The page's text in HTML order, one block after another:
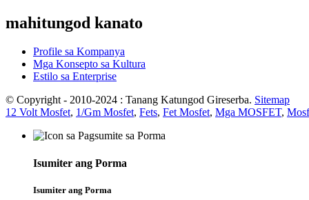
mahitungod kanato
Profile sa Kompanya
Mga Konsepto sa Kultura
Estilo sa Enterprise
© Copyright - 2010-2024 : Tanang Katungod Gireserba. Sitemap
12 Volt Mosfet, 1/Gm Mosfet, Fets, Fet Mosfet, Mga MOSFET,
Isumiter ang Porma
Isumiter ang Porma